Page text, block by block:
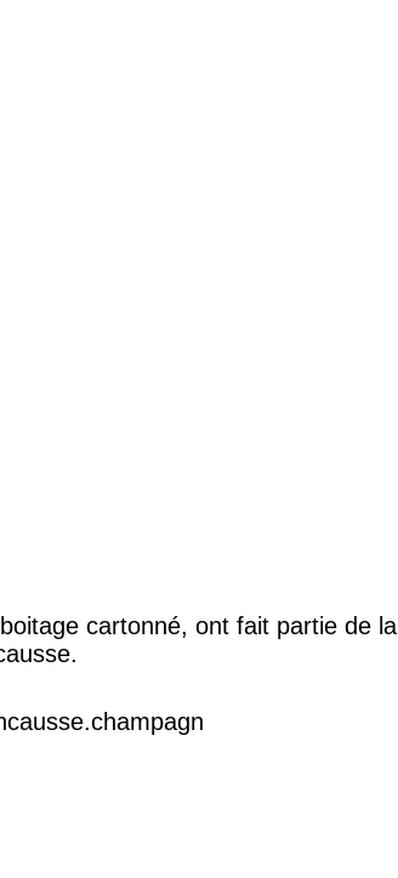
cartonné, ont fait partie de la